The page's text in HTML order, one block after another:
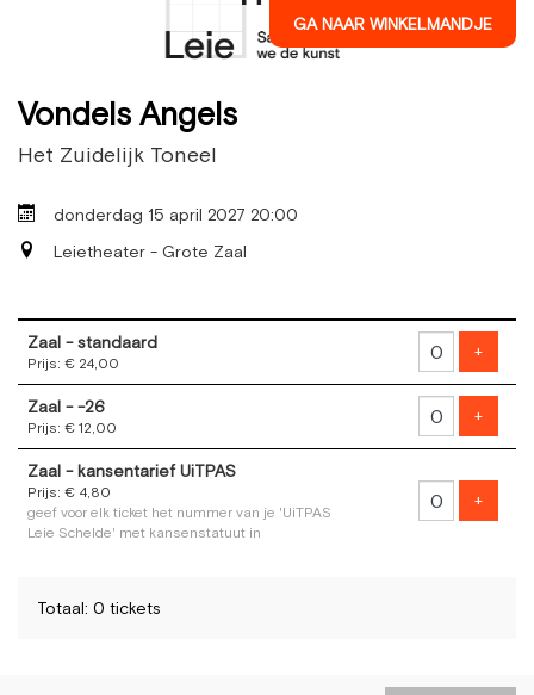
GA NAAR WINKELMANDJE
Vondels Angels
Het Zuidelijk Toneel
donderdag 15 april 2027 20:00
Leietheater - Grote Zaal
Aantal
Zaal - standaard
Prijs: € 24,00
+Voeg
Zaal - -26
Prijs: € 12,00
+Voeg
Zaal - kansentarief UiTPAS
Prijs: € 4,80
geef voor elk ticket het nummer van je 'UiTPAS
Leie Schelde' met kansenstatuut in
+Voeg
Totaal: 0 tickets